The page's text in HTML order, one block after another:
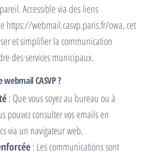
Accessible via des liens
https://webmail.casvp.paris.fr/owa, cet
et simplifier la communication
des services municipaux.
CASVP ?
: Que vous soyez au bureau ou à
pouvez consulter vos emails en
via un navigateur web.
: Les communications sont